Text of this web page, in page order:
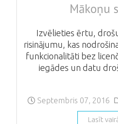
Mākoņu
Izvēlieties ērtu,
risinājumu, kas
funkcionalitāti bez
iegādes un datu
Septembris 07, 2016
Lasīt